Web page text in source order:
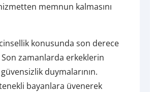
memnun kalmasını
konusunda son derece
Son zamanlarda erkeklerin
duymalarının.
bayanlara üvenerek